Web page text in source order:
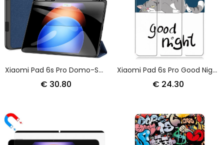
Xiaomi Pad 6s Pro Domo-Serie Dux Ducis
€ 30.80
Xiaomi Pad 6s Pro Good Night
€ 24.30